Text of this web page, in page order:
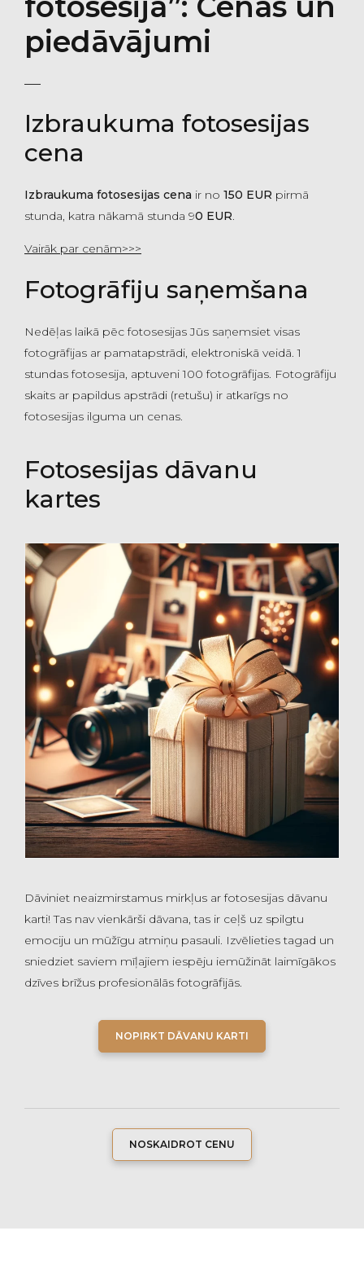
piedāvājumi
Izbraukuma fotosesijas
cena
Izbraukuma fotosesijas cena ir no 150 EUR pirmā
stunda, katra nākamā stunda 90 EUR.
Vairāk par cenām>>>
Fotogrāfiju saņemšana
Nedēļas laikā pēc fotosesijas Jūs saņemsiet visas
fotogrāfijas ar pamatapstrādi, elektroniskā veidā. 1
stundas fotosesija, aptuveni 100 fotogrāfijas. Fotogrāfiju
skaits ar papildus apstrādi (retušu) ir atkarīgs no
fotosesijas ilguma un cenas.
Fotosesijas dāvanu
kartes
Dāviniet neaizmirstamus mirkļus ar fotosesijas dāvanu
karti! Tas nav vienkārši dāvana, tas ir ceļš uz spilgtu
emociju un mūžīgu atmiņu pasauli. Izvēlieties tagad un
sniedziet saviem mīļajiem iespēju iemūžināt laimīgākos
dzīves brīžus profesionālās fotogrāfijās.
NOPIRKT DĀVANU KARTI
NOSKAIDROT CENU